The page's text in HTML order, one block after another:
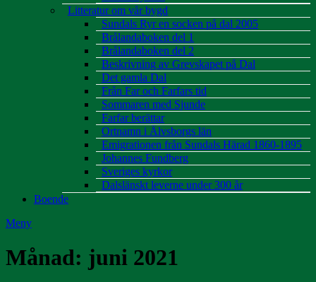
Litteratur om vår bygd
Sundals Ryr en socken på dal 2005
Brålandaboken del 1
Brålandaboken del 2
Beskrivning av Grevskapet på Dal
Det gamla Dal
Från Far och Farfars tid
Sommaren med Sjunde
Farfar berättar
Ortnamn i Älvsborgs län
Emigrationen från Sundals Härad 1860-1895
Johannes Fundberg
Sveriges kyrkor
Dalslänskt leverne under 300 år
Boende
Meny
Månad: juni 2021